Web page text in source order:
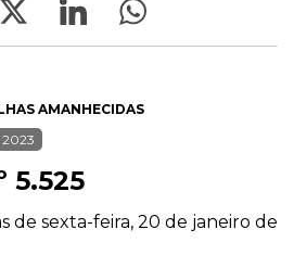
AMANHECIDAS
2023
5.525
de sexta-feira, 20 de janeiro de